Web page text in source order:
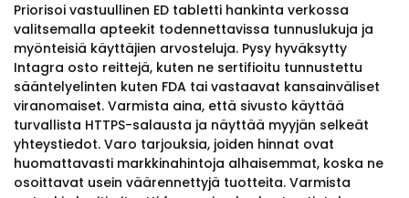
Priorisoi vastuullinen ED tabletti hankinta verkossa
valitsemalla apteekit todennettavissa tunnuslukuja ja
myönteisiä käyttäjien arvosteluja. Pysy hyväksytty
Intagra osto reittejä, kuten ne sertifioitu tunnustettu
sääntelyelinten kuten FDA tai vastaavat kansainväliset
viranomaiset. Varmista aina, että sivusto käyttää
turvallista HTTPS-salausta ja näyttää myyjän selkeät
yhteystiedot. Varo tarjouksia, joiden hinnat ovat
huomattavasti markkinahintoja alhaisemmat, koska ne
osoittavat usein väärennettyjä tuotteita. Varmista